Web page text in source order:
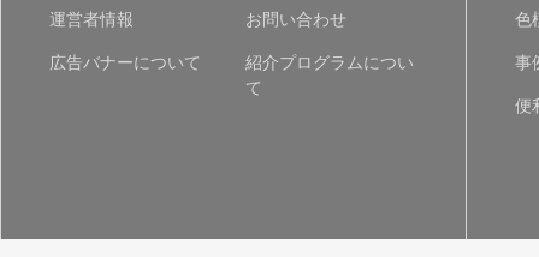
運営者情報 お問い合わせ
広告バナーについて
紹介プログラムについ
て
色
事
便